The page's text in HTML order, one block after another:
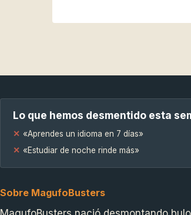
Lo que hemos desmentido esta
«Aprendes un idioma en 7 días»
«Estudiar de noche rinde más»
Sobre MagufoBusters